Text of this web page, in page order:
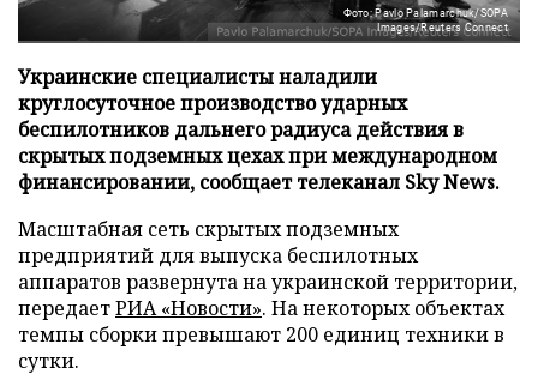
Фото: Pavlo Palamarchuk/SOPA
Images/Reuters Connect
Украинские специалисты наладили
круглосуточное производство ударных
беспилотников дальнего радиуса действия в
скрытых подземных цехах при международном
финансировании, сообщает телеканал Sky News.
Масштабная сеть скрытых подземных
предприятий для выпуска беспилотных
аппаратов развернута на украинской территории,
передаетРИА «Новости». На некоторых объектах
темпы сборки превышают 200 единиц техники в
сутки.